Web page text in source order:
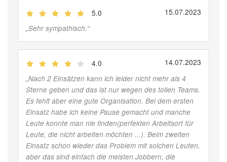
5.0 15.07.2023
„Sehr sympathisch.“
4.0 14.07.2023
„Nach 2 Einsätzen kann ich leider nicht mehr als 4
Sterne geben und das ist nur wegen des tollen Teams.
Es fehlt aber eine gute Organisation. Bei dem ersten
Einsatz habe ich keine Pause gemacht und manche
Leute konnte man nie finden(perfekten Arbeitsort für
Leute, die nicht arbeiten möchten ...). Beim zweiten
Einsatz schon wieder das Problem mit solchen Leuten,
aber das sind einfach die meisten Jobbern, die